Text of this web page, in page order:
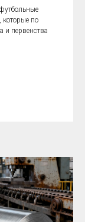
которые по
и первенства